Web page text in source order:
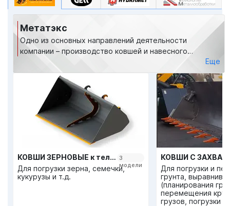
Метатэкс
Одно из основных направлений деятельности
компании – производство ковшей и навесного
оборудования для техники. В цехах производится
более 100 видов и модификаций навесного
оборудования, начиная от ковшей общего назначения
для землеройных работ и заканчивая коммунальным
оборудованием.
Еще
КОВШИ ЗЕРНОВЫЕ к телескопическим погрузчикам 3
модели
Для погрузки зерна, семечки,
кукурузы и т.д.
Для погрузки и
грунта,
(планирования
перемещения
грузов, погрузки